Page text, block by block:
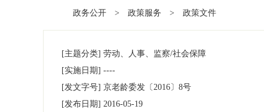
政务公开 > 政策服务 > 政策文件
[主题分类] 劳动、人事、监察/社会保障
[实施日期] ----
[发文字号] ​京老龄委发 〔2016〕 8号
[发布日期] 2016-05-19